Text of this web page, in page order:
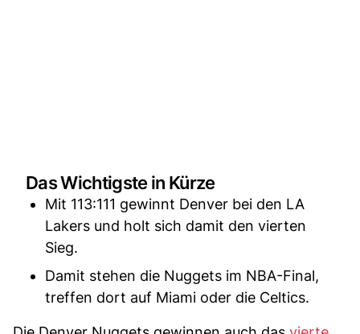
Das Wichtigste in Kürze
Mit 113:111 gewinnt Denver bei den LA
Lakers und holt sich damit den vierten
Sieg.
Damit stehen die Nuggets im NBA-Final,
treffen dort auf Miami oder die Celtics.